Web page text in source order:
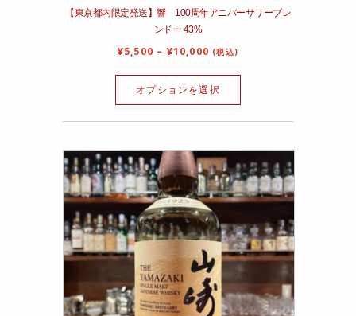
【東京都内限定発送】響 100周年アニバーサリーブレ
ンドー 43%
¥5,500 – ¥10,000 (税込)
オプションを選択